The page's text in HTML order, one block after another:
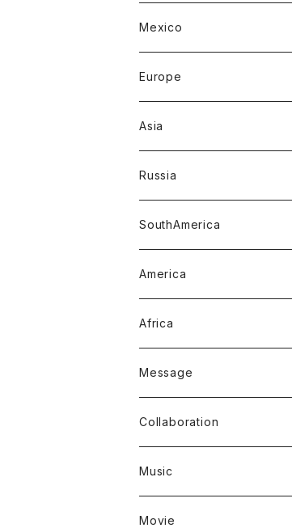
Mexico
Europe
Asia
Russia
SouthAmerica
America
Africa
Message
Collaboration
Music
Movie